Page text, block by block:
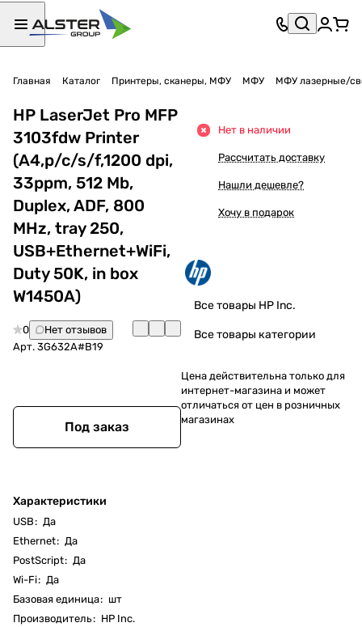
Главная Каталог Принтеры, сканеры, МФУ МФУ МФУ лазерные/
HP LaserJet Pro MFP
3103fdw Printer
(A4,p/c/s/f,1200 dpi,
33ppm, 512 Mb,
Duplex, ADF, 800
MHz, tray 250,
USB+Ethernet+WiFi,
Duty 50K, in box
W1450A)
0
Нет отзывов
Арт. 3G632A#B19
Под заказ
Характеристики
USB: Да
Ethernet: Да
PostScript: Да
Wi-Fi: Да
Базовая единица: шт
Производитель: HP Inc.
Нет в наличии
Рассчитать доставку
Нашли дешевле?
Хочу в подарок
Все товары HP Inc.
Все товары категории
Цена действительна только для
интернет-магазина и может
отличаться от цен в розничных
магазинах